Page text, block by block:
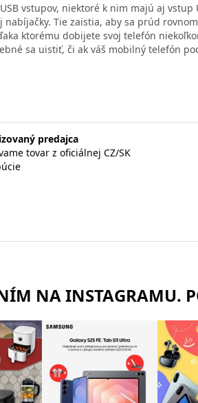
vstupov, niektoré k nim majú aj vstup
nabíjačky. Tie zaistia, aby sa prúd
ktorému dobijete svoj telefón
sa uistiť, či ak váš mobilný telefón
predajca
tovar z oficiálnej CZ/SK
NA INSTAGRAMU.